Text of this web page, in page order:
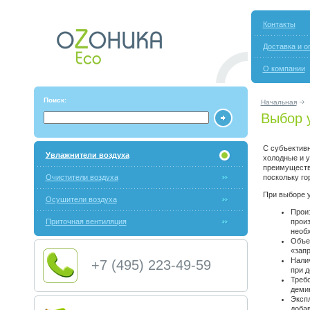
Контакты
Доставка и
О компании
Поиск: Начальная
Выбор
Увлажнители воздуха
Очистители воздуха
Осушители воздуха
Приточная вентиляция
+7 (495) 223-49-59
С
холодные и
поскольку
При выборе
при